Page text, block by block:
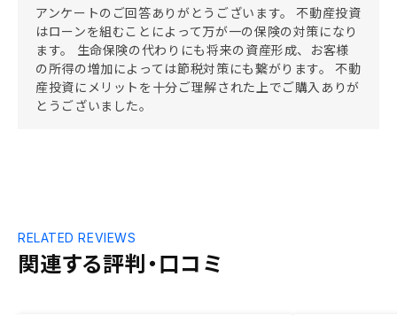
アンケートのご回答ありがとうございます。 不動産投資
はローンを組むことによって万が一の保険の対策になり
ます。 生命保険の代わりにも将来の資産形成、お客様
の所得の増加によっては節税対策にも繋がります。 不動
産投資にメリットを十分ご理解された上でご購入ありが
とうございました。
関連する評判・口コミ
RELATED REVIEWS